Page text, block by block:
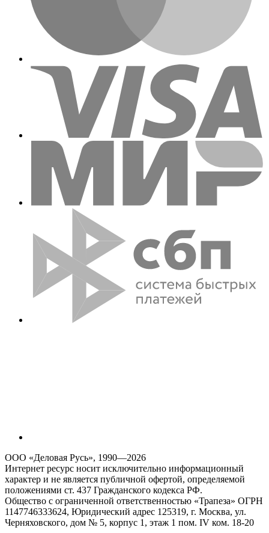
ООО «Деловая Русь», 1990—2026
Интернет ресурс носит исключительно информационный
характер и не является публичной офертой, определяемой
положениями ст. 437 Гражданского кодекса РФ.
Общество с ограниченной ответственностью «Трапеза» ОГРН
1147746333624, Юридический адрес 125319, г. Москва, ул.
Черняховского, дом № 5, корпус 1, этаж 1 пом. IV ком. 18-20